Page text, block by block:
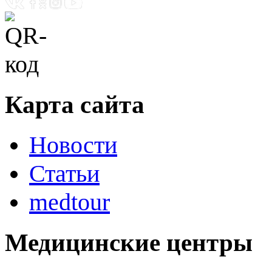
Карта сайта
Новости
Статьи
medtour
Медицинские центры